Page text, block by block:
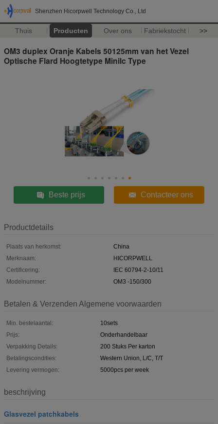
Shenzhen Hicorpwell Technology Co., Ltd
Thuis Producten Over ons Fabriekstocht >>
OM3 duplex Oranje Kabels 50125mm van het Vezel
Optische Flard Hoogtetype Minilc Type
Beste prijs Contacteer ons
Productdetails
Plaats van herkomst:
China
Merknaam:
HICORPWELL
Certificering:
IEC 60794-2-10/11
Modelnummer:
OM3 -150/300
Betalen & Verzenden Algemene voorwaarden
Min. bestelaantal:
10sets
Prijs:
Onderhandelbaar
Verpakking Details:
200 Stuks Per karton
Betalingscondities:
Western Union, L/C, T/T
Levering vermogen:
5000pcs per week
beschrijving
Glasvezel patchkabels